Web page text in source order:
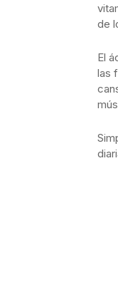
de
El
las